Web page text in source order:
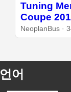
Tuning
Coupe
NeoplanBus ·
언어